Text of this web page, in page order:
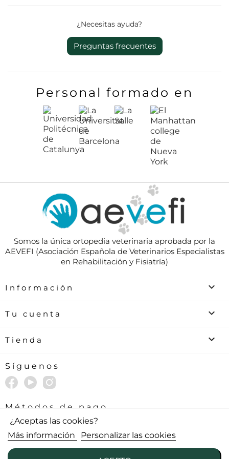
¿Necesitas ayuda?
Preguntas frecuentes
Personal formado en
Somos la única ortopedia veterinaria aprobada por la
AEVEFI (Asociación Española de Veterinarios Especialistas
en Rehabilitación y Fisiatría)
Información 
Tu cuenta 
Tienda keyboard_arrow_down
Síguenos
¿Aceptas las cookies?
Más información
Personalizar las cookies
Métodos de pago
© 2010 - 2026 - Ortocanis, S.L. (Barcelona) All rights